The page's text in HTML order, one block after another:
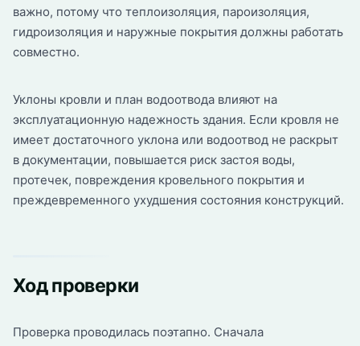
важно, потому что теплоизоляция, пароизоляция,
гидроизоляция и наружные покрытия должны работать
совместно.
Уклоны кровли и план водоотвода влияют на
эксплуатационную надежность здания. Если кровля не
имеет достаточного уклона или водоотвод не раскрыт
в документации, повышается риск застоя воды,
протечек, повреждения кровельного покрытия и
преждевременного ухудшения состояния конструкций.
Ход проверки
Проверка проводилась поэтапно. Сначала